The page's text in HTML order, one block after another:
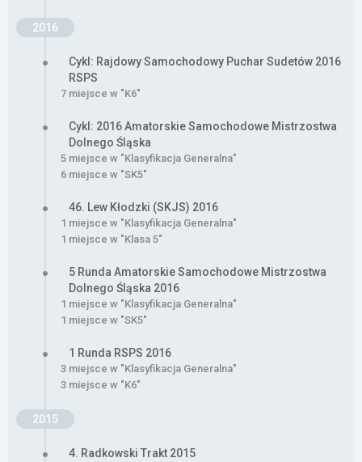
2016
Cykl: Rajdowy Samochodowy Puchar Sudetów 2016
RSPS
7 miejsce w "K6"
Cykl: 2016 Amatorskie Samochodowe Mistrzostwa
Dolnego Śląska
5 miejsce w "Klasyfikacja Generalna"
6 miejsce w "SK5"
46. Lew Kłodzki (SKJS) 2016
1 miejsce w "Klasyfikacja Generalna"
1 miejsce w "Klasa 5"
5 Runda Amatorskie Samochodowe Mistrzostwa
Dolnego Śląska 2016
1 miejsce w "Klasyfikacja Generalna"
1 miejsce w "SK5"
1 Runda RSPS 2016
3 miejsce w "Klasyfikacja Generalna"
3 miejsce w "K6"
2015
4. Radkowski Trakt 2015